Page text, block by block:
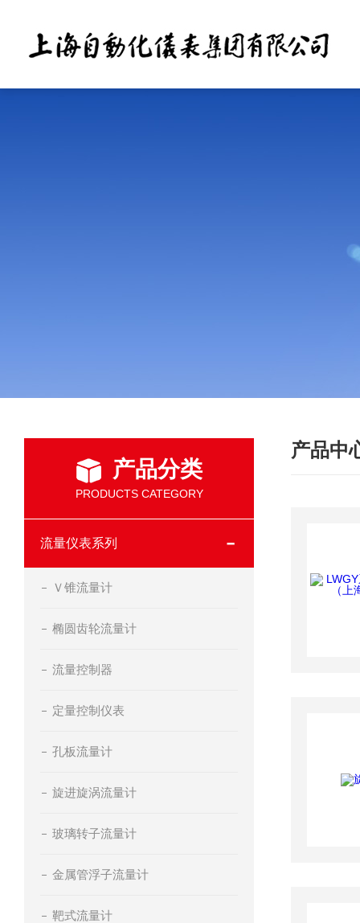
产品分类
PRODUCTS CATEGORY
流量仪表系列
Ｖ锥流量计
椭圆齿轮流量计
流量控制器
定量控制仪表
孔板流量计
旋进旋涡流量计
玻璃转子流量计
金属管浮子流量计
靶式流量计
产品中